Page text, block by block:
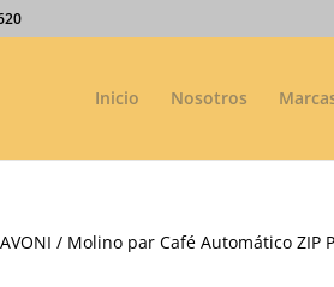
Inicio Nosotros
/ Molino par Café Automático ZIP